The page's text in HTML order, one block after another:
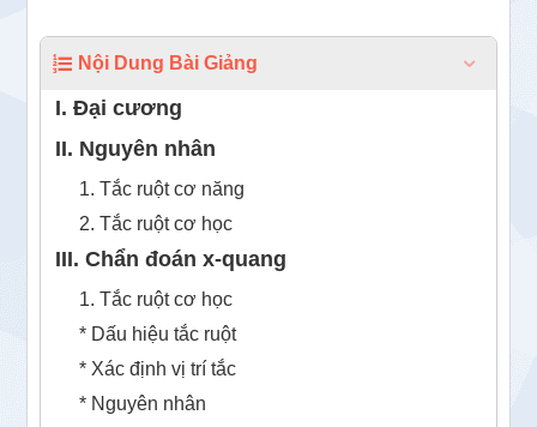
Nội Dung Bài Giảng
I. Đại cương
II. Nguyên nhân
1. Tắc ruột cơ năng
2. Tắc ruột cơ học
III. Chẩn đoán x-quang
1. Tắc ruột cơ học
* Dấu hiệu tắc ruột
* Xác định vị trí tắc
* Nguyên nhân